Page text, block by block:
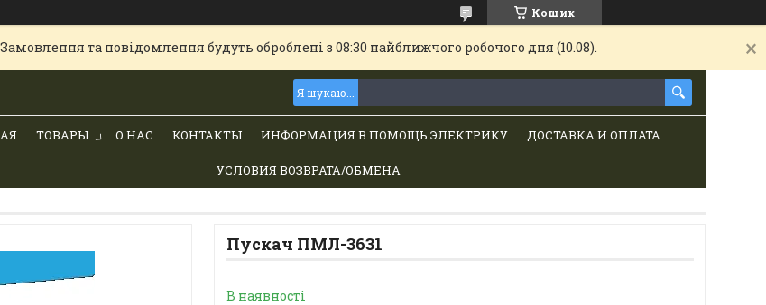
Кошик
та повідомлення будуть оброблені з 08:30 найближчого робочого дня (10.08).
ТОВАРЫ О НАС КОНТАКТЫ ИНФОРМАЦИЯ В ПОМОЩЬ ЭЛЕКТРИКУ ДОСТАВКА И ОПЛАТА
УСЛОВИЯ ВОЗВРАТА/ОБМЕНА
Пускач ПМЛ-3631
В наявності